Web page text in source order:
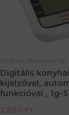
Digitális
kijelzővel,
funkcióval , 1g-
2.890 Ft